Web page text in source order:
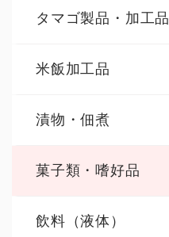
タマゴ製品・加工品
米飯加工品
漬物・佃煮
菓子類・嗜好品
飲料（液体）